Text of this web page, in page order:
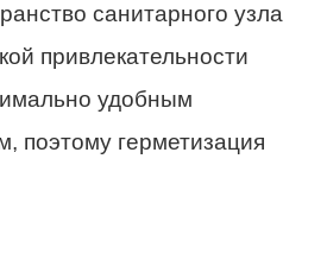
санитарного узла
привлекательности
удобным
поэтому герметизация